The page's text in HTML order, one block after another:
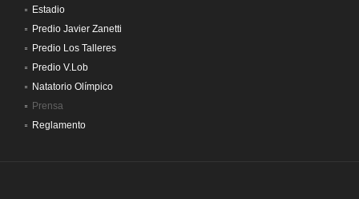
Estadio
Predio Javier Zanetti
Predio Los Talleres
Predio V.Lob
Natatorio Olímpico
Prensa
Reglamento